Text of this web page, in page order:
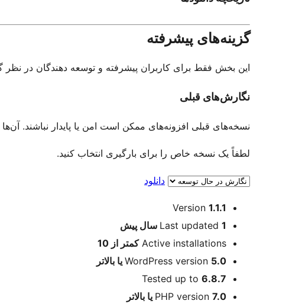
گزینه‌های پیشرفته
این بخش فقط برای کاربران پیشرفته و توسعه دهندگان در نظر
نگارش‌های قبلی
نسخه‌های قبلی افزونه‌های ممکن است امن یا پایدار نباشند.
لطفاً یک نسخه خاص را برای بارگیری انتخاب کنید.
دانلود
اطلاعاتVersion 1.1.1
Last updated 1 سال
پیش
Active installations کمتر از 10
WordPress version 5.0 یا بالاتر
Tested up to 6.8.7
PHP version 7.0 یا بالاتر